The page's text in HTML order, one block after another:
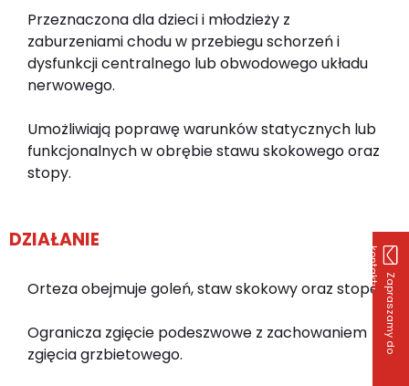
Z
a
p
r
a
s
z
a
m
y
d
o
k
o
n
t
a
k
t
u
Przeznaczona dla dzieci i młodzieży z
zaburzeniami chodu w przebiegu schorzeń i
dysfunkcji centralnego lub obwodowego układu
nerwowego.
Umożliwiają poprawę warunków statycznych lub
funkcjonalnych w obrębie stawu skokowego oraz
stopy.
DZIAŁANIE
Orteza obejmuje goleń, staw skokowy oraz stopę.
Ogranicza zgięcie podeszwowe z zachowaniem
zgięcia grzbietowego.